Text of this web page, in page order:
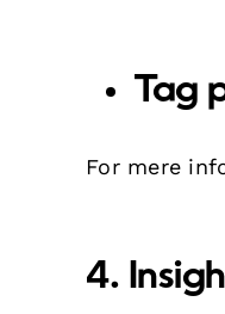
Tag
For mere
4.